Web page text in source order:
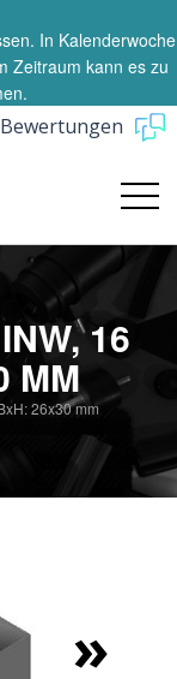
In Kalenderwoche
Zeitraum kann es zu
16
MM
26x30 mm
»